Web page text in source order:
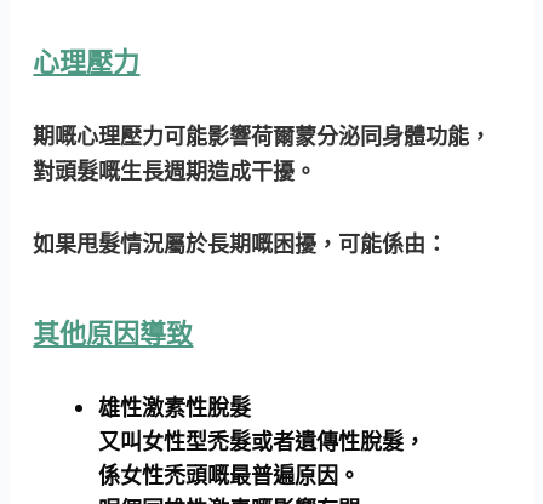
心理壓力
期嘅心理壓力可能影響荷爾蒙分泌同身體功能，
對頭髮嘅生長週期造成干擾。
如果甩髮情況屬於長期嘅困擾，可能係由：
其他原因導致
雄性激素性脫髮
又叫女性型禿髮或者遺傳性脫髮，
係女性禿頭嘅最普遍原因。